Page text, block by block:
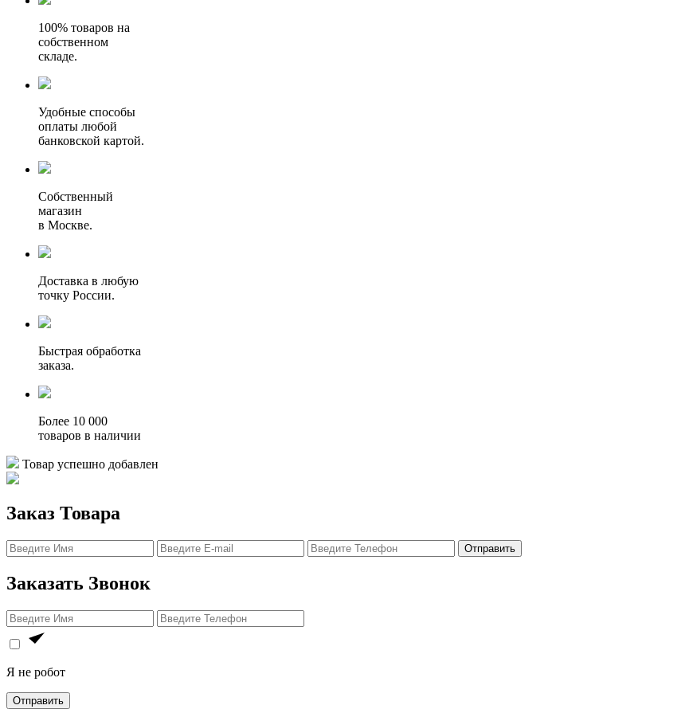
100% товаров на
собственном
складе.
Удобные способы
оплаты любой
банковской картой.
Собственный
магазин
в Москве.
Доставка в любую
точку России.
Быстрая обработка
заказа.
Более 10 000
товаров в наличии
Товар успешно добавлен
Заказ Товара
Отправить
Заказать Звонок
Я не робот
Отправить